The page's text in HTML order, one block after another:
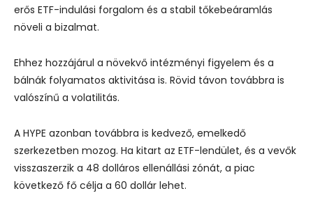
erős ETF-indulási forgalom és a stabil tőkebeáramlás
növeli a bizalmat.
Ehhez hozzájárul a növekvő intézményi figyelem és a
bálnák folyamatos aktivitása is. Rövid távon továbbra is
valószínű a volatilitás.
A HYPE azonban továbbra is kedvező, emelkedő
szerkezetben mozog. Ha kitart az ETF-lendület, és a vevők
visszaszerzik a 48 dolláros ellenállási zónát, a piac
következő fő célja a 60 dollár lehet.